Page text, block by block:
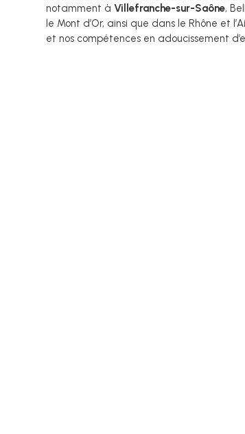
notamment àVillefranche-sur-Saône,
le Mont d’Or, ainsi que dans le Rhône et
et nos compétences en adoucissement